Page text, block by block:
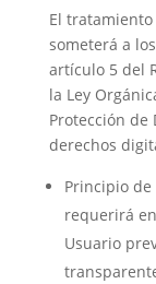
El
someterá a
artículo 5 del
la Ley
Protección de
derechos
Principio
requerirá
Usuario